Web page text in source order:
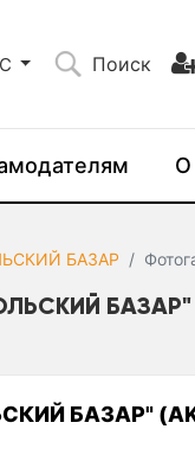
Поиск
О
БАЗАР
БАЗАР"
БАЗАР"